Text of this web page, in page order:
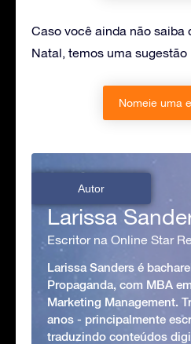
Caso você ainda não saiba
Natal, temos uma
Nomeie uma
Autor
Larissa
Escritor na Online Star
Larissa Sanders é
Propaganda, com MBA
Marketing Management.
anos - principalmente
traduzindo conteúdos